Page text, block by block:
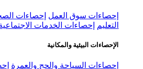
إحصاءات سوق العمل إحصاءات
التعليم
إحصاءات الخدمات
الإحصاءات البيئية والمكانية
إحصاءات السياحة والحج والعمرة